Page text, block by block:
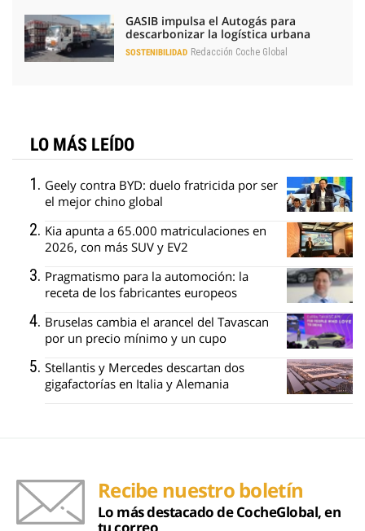
GASIB impulsa el Autogás para
descarbonizar la logística urbana
SOSTENIBILIDAD Redacción Coche Global
LO MÁS LEÍDO
Geely contra BYD: duelo fratricida por ser
el mejor chino global
Kia apunta a 65.000 matriculaciones en
2026, con más SUV y EV2
Pragmatismo para la automoción: la
receta de los fabricantes europeos
Bruselas cambia el arancel del Tavascan
por un precio mínimo y un cupo
Stellantis y Mercedes descartan dos
gigafactorías en Italia y Alemania
Recibe nuestro boletín
Lo más destacado de CocheGlobal, en
tu correo